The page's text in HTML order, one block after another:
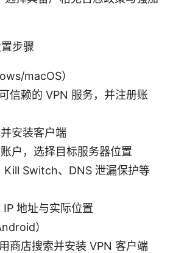
步骤
macOS）
信赖的 VPN 服务，并注册账
安装客户端
户，选择目标服务器位置
Kill Switch、DNS 泄漏保护等
地址与实际位置
）
商店搜索并安装 VPN 客户端